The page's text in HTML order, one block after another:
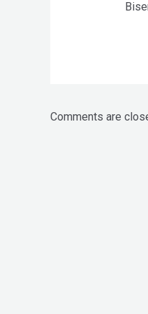
Comments are